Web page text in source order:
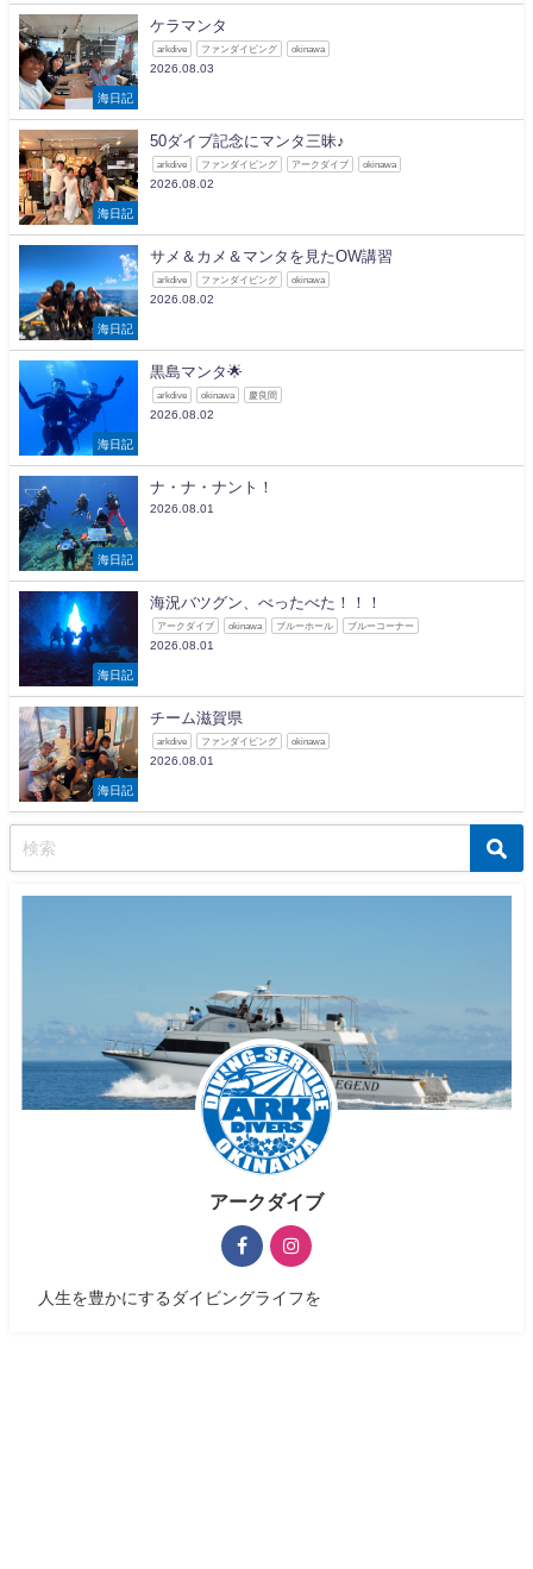
海日記
ケラマンタ
arkdive ファンダイビング okinawa
2026.08.03
海日記
50ダイブ記念にマンタ三昧♪
arkdive ファンダイビング アークダイブ okinawa
2026.08.02
海日記
サメ＆カメ＆マンタを見たOW講習
arkdive ファンダイビング okinawa
2026.08.02
海日記
黒島マンタ🌟
arkdive okinawa 慶良間
2026.08.02
海日記
ナ・ナ・ナント！
2026.08.01
海日記
海況バツグン、べったべた！！！
アークダイブ okinawa ブルーホール ブルーコーナー
2026.08.01
海日記
チーム滋賀県
arkdive ファンダイビング okinawa
2026.08.01
アークダイブ
人生を豊かにするダイビングライフを